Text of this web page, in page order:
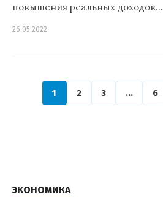
повышения реальных доходов…
26.05.2022
1 2 3 … 6
ЭКОНОМИКА